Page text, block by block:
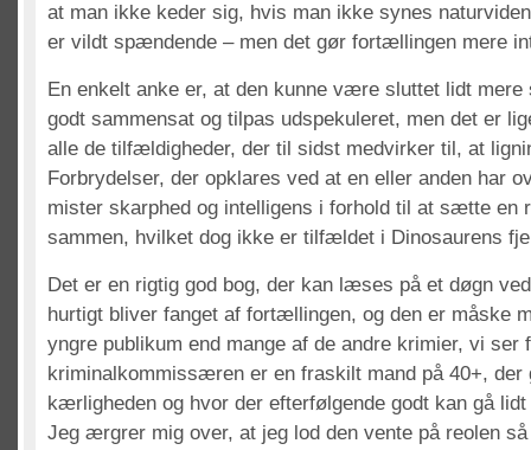
at man ikke keder sig, hvis man ikke synes
er vildt spændende – men det gør fortællingen mere
En enkelt anke er, at den kunne være sluttet lidt
godt sammensat og tilpas udspekuleret, men det er
alle de tilfældigheder, der til sidst medvirker til, at
Forbrydelser, der opklares ved at en eller anden har
mister skarphed og intelligens i forhold til at sætte en
sammen, hvilket dog ikke er tilfældet i Dinosaurens
Det er en rigtig god bog, der kan læses på et døgn
hurtigt bliver fanget af fortællingen, og den er måske
yngre publikum end mange af de andre krimier, vi ser
kriminalkommissæren er en fraskilt mand på 40+, der
kærligheden og hvor der efterfølgende godt kan gå
Jeg ærgrer mig over, at jeg lod den vente på reolen